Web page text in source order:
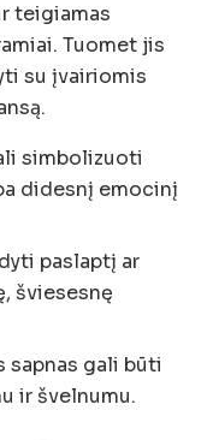
teigiamas
Tuomet jis
su įvairiomis
simbolizuoti
didesnį emocinį
paslaptį ar
šviesesnę
sapnas gali būti
ir švelnumu.